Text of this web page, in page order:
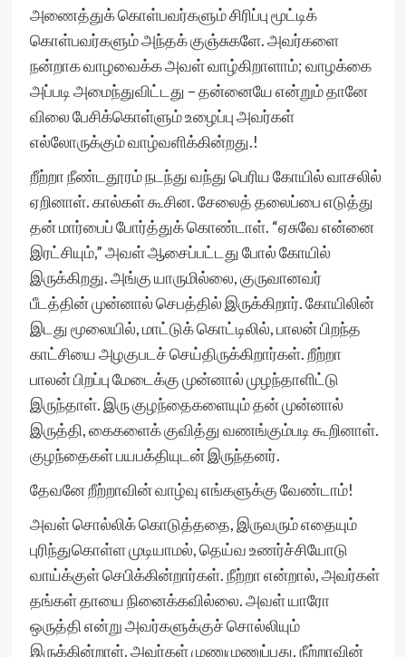
அணைத்துக் கொள்பவர்களும் சிரிப்பு மூட்டிக்
கொள்பவர்களும் அந்தக் குஞ்சுகளே. அவர்களை
நன்றாக வாழவைக்க அவள் வாழ்கிறாளாம்; வாழக்கை
அப்படி அமைந்துவிட்டது – தன்னையே என்றும் தானே
விலை பேசிக்கொள்ளும் உழைப்பு அவர்கள்
எல்லோருக்கும் வாழ்வளிக்கின்றது.!
றீற்றா நீண்டதூரம் நடந்து வந்து பெரிய கோயில் வாசலில்
ஏறினாள். கால்கள் கூசின. சேலைத் தலைப்பை எடுத்து
தன் மார்பைப் போர்த்துக் கொண்டாள். “ஏசுவே என்னை
இரட்சியும்,” அவள் ஆசைப்பட்டது போல் கோயில்
இருக்கிறது. அங்கு யாருமில்லை, குருவானவர்
பீடத்தின் முன்னால் செபத்தில் இருக்கிறார். கோயிலின்
இடது மூலையில், மாட்டுக் கொட்டிலில், பாலன் பிறந்த
காட்சியை அழகுபடச் செய்திருக்கிறார்கள். றீற்றா
பாலன் பிறப்பு மேடைக்கு முன்னால் முழந்தாளிட்டு
இருந்தாள். இரு குழந்தைகளையும் தன் முன்னால்
இருத்தி, கைகளைக் குவித்து வணங்கும்படி கூறினாள்.
குழந்தைகள் பயபக்தியுடன் இருந்தனர்.
தேவனே றீற்றாவின் வாழ்வு எங்களுக்கு வேண்டாம்!
அவள் சொல்லிக் கொடுத்ததை, இருவரும் எதையும்
புரிந்துகொள்ள முடியாமல், தெய்வ உணர்ச்சியோடு
வாய்க்குள் செபிக்கின்றார்கள். நீற்றா என்றால், அவர்கள்
தங்கள் தாயை நினைக்கவில்லை. அவள் யாரோ
ஒருத்தி என்று அவர்களுக்குச் சொல்லியும்
இருக்கின்றாள். அவர்கள் முணுமுணுப்பது, நீற்றாவின்